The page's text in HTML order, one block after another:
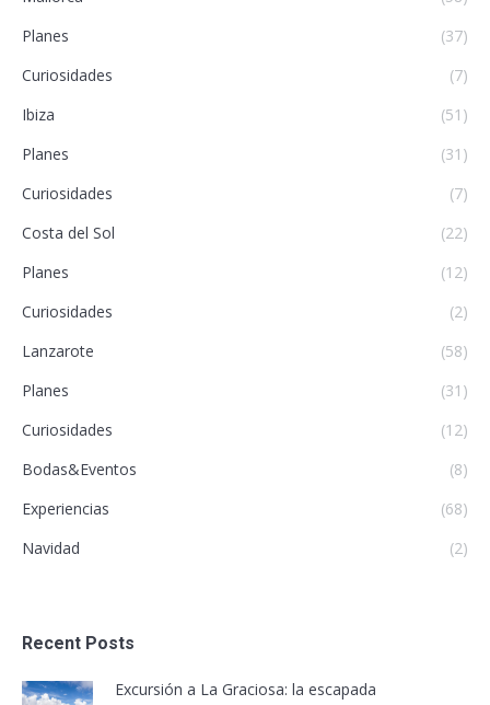
Planes
(37)
Curiosidades
(7)
Ibiza
(51)
Planes
(31)
Curiosidades
(7)
Costa del Sol
(22)
Planes
(12)
Curiosidades
(2)
Lanzarote
(58)
Planes
(31)
Curiosidades
(12)
Bodas&Eventos
(8)
Experiencias
(68)
Navidad
(2)
Recent Posts
Excursión a La Graciosa: la escapada